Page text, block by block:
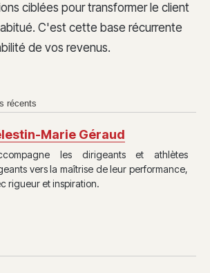
ciblées pour transformer le client
C'est cette base récurrente
de vos revenus.
récents
Marie Géraud
les dirigeants et athlètes
vers la maîtrise de leur performance,
rigueur et inspiration.